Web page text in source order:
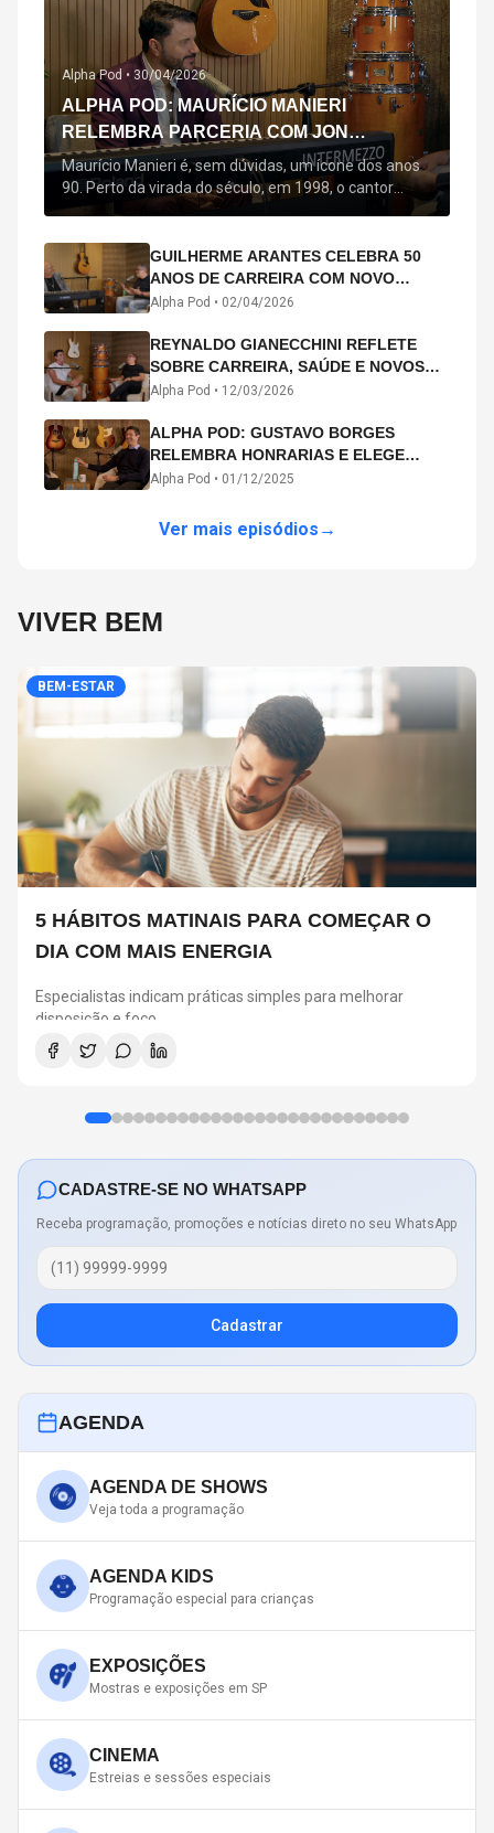
Alpha Pod • 30/04/2026
ALPHA POD: MAURÍCIO MANIERI
RELEMBRA PARCERIA COM JON
SECADA, ORIGEM DE "BEM QUERER" E
MAIS
Maurício Manieri é, sem dúvidas, um ícone dos anos
90. Perto da virada do século, em 1998, o cantor
estreou oficialmente com o seu primeiro disco, "A
acompanham até hoje, quase trinta anos mais tarde:
"Bem Querer" e "Minha Menina". Em 2026, o astro
segue com o […]
GUILHERME ARANTES CELEBRA 50
ANOS DE CARREIRA COM NOVO
ÁLBUM INTERDIMENSIONAL E TURNÊ
Alpha Pod • 02/04/2026
REYNALDO GIANECCHINI REFLETE
SOBRE CARREIRA, SAÚDE E NOVOS
CAMINHOS ARTÍSTICOS NO ALPHA
Alpha Pod • 12/03/2026
ALPHA POD: GUSTAVO BORGES
RELEMBRA HONRARIAS E ELEGE
MICHAEL PHELPS O MAIOR ATLETA DA
Alpha Pod • 01/12/2025
Ver mais episódios →
VIVER BEM
BEM-ESTAR
5 HÁBITOS MATINAIS PARA COMEÇAR O
DIA COM MAIS ENERGIA
Especialistas indicam práticas simples para melhorar
disposição e foco
CADASTRE-SE NO WHATSAPP
Receba programação, promoções e notícias direto no seu WhatsApp
Cadastrar
AGENDA
AGENDA DE SHOWS
Veja toda a programação
AGENDA KIDS
Programação especial para crianças
EXPOSIÇÕES
Mostras e exposições em SP
CINEMA
Estreias e sessões especiais